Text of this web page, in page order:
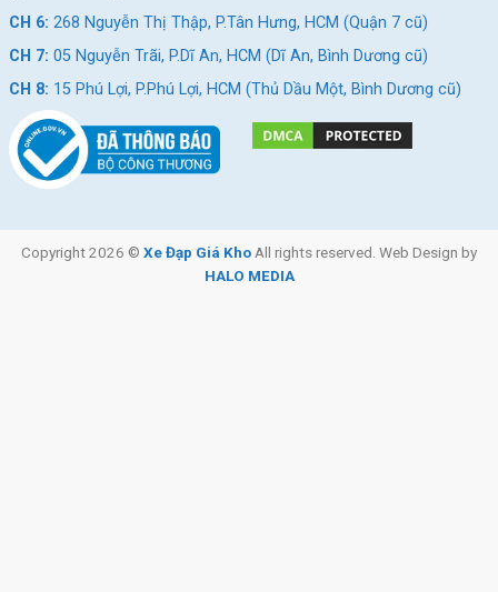
CH 6: 268 Nguyễn Thị Thập, P.Tân Hưng, HCM (Quận 7 cũ)
CH 7: 05 Nguyễn Trãi, P.Dĩ An, HCM (Dĩ An, Bình Dương cũ)
CH 8: 15 Phú Lợi, P.Phú Lợi, HCM (Thủ Dầu Một, Bình Dương cũ)
Copyright 2026 © Xe Đạp Giá KhoAll rights reserved. Web Design by
HALO MEDIA